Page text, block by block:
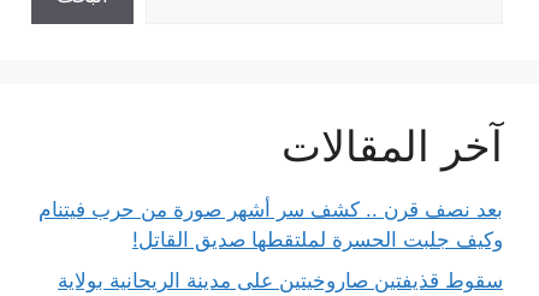
آخر المقالات
بعد نصف قرن .. كشف سر أشهر صورة من حرب فيتنام
وكيف جلبت الحسرة لملتقطها صديق القاتل!
سقوط قذيفتين صاروخيتين على مدينة الريحانية بولاية